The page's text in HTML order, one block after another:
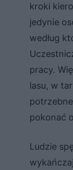
kroki
jedynie
według
pracy.
lasu, w
pokonać
Ludzie